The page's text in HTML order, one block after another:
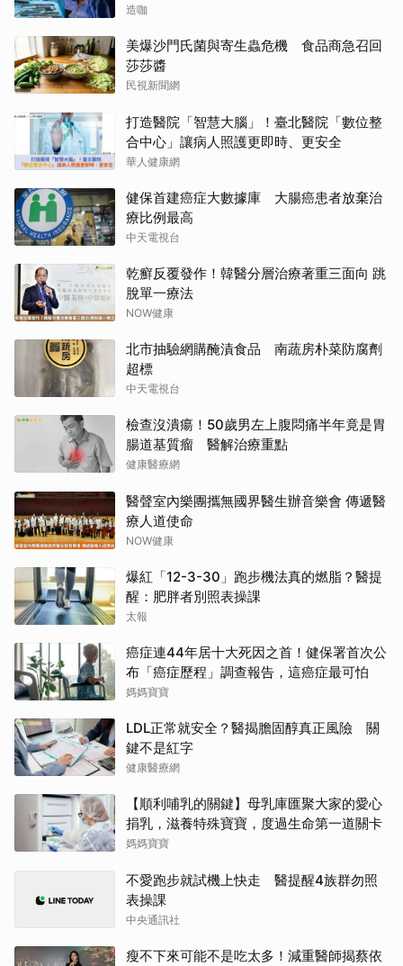
造咖
美爆沙門氏菌與寄生蟲危機 食品商急召回
莎莎醬
民視新聞網
打造醫院「智慧大腦」！臺北醫院「數位整
合中心」讓病人照護更即時、更安全
華人健康網
健保首建癌症大數據庫 大腸癌患者放棄治
療比例最高
中天電視台
乾癬反覆發作！韓醫分層治療著重三面向 跳
脫單一療法
NOW健康
北市抽驗網購醃漬食品 南蔬房朴菜防腐劑
超標
中天電視台
檢查沒潰瘍！50歲男左上腹悶痛半年竟是胃
腸道基質瘤 醫解治療重點
健康醫療網
醫聲室內樂團攜無國界醫生辦音樂會 傳遞醫
療人道使命
NOW健康
爆紅「12-3-30」跑步機法真的燃脂？醫提
醒：肥胖者別照表操課
太報
癌症連44年居十大死因之首！健保署首次公
布「癌症歷程」調查報告，這癌症最可怕
媽媽寶寶
LDL正常就安全？醫揭膽固醇真正風險 關
鍵不是紅字
健康醫療網
【順利哺乳的關鍵】母乳庫匯聚大家的愛心
捐乳，滋養特殊寶寶，度過生命第一道關卡
媽媽寶寶
不愛跑步就試機上快走 醫提醒4族群勿照
表操課
中央通訊社
瘦不下來可能不是吃太多！減重醫師揭蔡依